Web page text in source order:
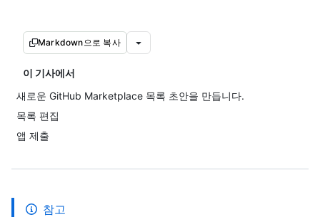
Markdown으로 복사
이 기사에서
새로운 GitHub Marketplace 목록 초안을 만듭니다.
목록 편집
앱 제출
참고